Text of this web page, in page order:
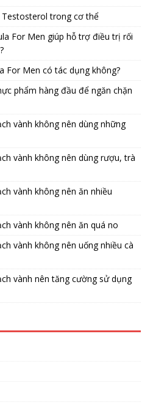
trong cơ thể
For Men giúp hỗ trợ điều trị rối
For Men có tác dụng không?
phẩm hàng đầu để ngăn chặn
vành không nên dùng những
vành không nên dùng rượu, trà
vành không nên ăn nhiều
vành không nên ăn quá no
vành không nên uống nhiều cà
vành nên tăng cường sử dụng